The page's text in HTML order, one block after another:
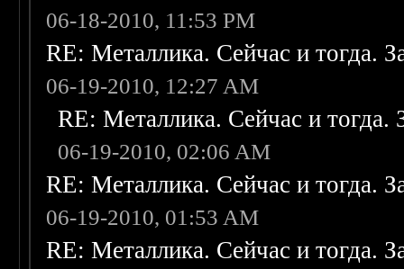
06-18-2010, 11:53 PM
RE: Металлика. Сейчас и тогда.
06-19-2010, 12:27 AM
RE: Металлика. Сейчас и
06-19-2010, 02:06 AM
RE: Металлика. Сейчас и тогда.
06-19-2010, 01:53 AM
RE: Металлика. Сейчас и тогда.